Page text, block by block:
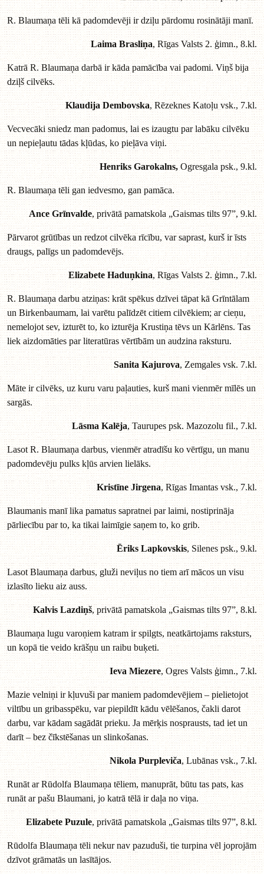
R. Blaumaņa tēli kā padomdevēji ir dziļu pārdomu rosinātāji manī.
Laima Brasliņa, Rīgas Valsts 2. ģimn., 8.kl.
Katrā R. Blaumaņa darbā ir kāda pamācība vai padomi. Viņš bija
dziļš cilvēks.
Klaudija Dembovska, Rēzeknes Katoļu vsk., 7.kl.
Vecvecāki sniedz man padomus, lai es izaugtu par labāku cilvēku
un nepieļautu tādas kļūdas, ko pieļāva viņi.
Henriks Garokalns,Ogresgala psk., 9.kl.
R. Blaumaņa tēli gan iedvesmo, gan pamāca.
Ance Grīnvalde, privātā pamatskola „Gaismas tilts 97”, 9.kl.
Pārvarot grūtības un redzot cilvēka rīcību, var saprast, kurš ir īsts
draugs, palīgs un padomdevējs.
Elizabete Haduņkina, Rīgas Valsts 2. ģimn., 7.kl.
R. Blaumaņa darbu atziņas: krāt spēkus dzīvei tāpat kā Grīntālam
un Birkenbaumam, lai varētu palīdzēt citiem cilvēkiem; ar cieņu,
nemelojot sev, izturēt to, ko izturēja Krustiņa tēvs un Kārlēns. Tas
liek aizdomāties par literatūras vērtībām un audzina raksturu.
Sanita Kajurova, Zemgales vsk. 7.kl.
Māte ir cilvēks, uz kuru varu paļauties, kurš mani vienmēr mīlēs un
sargās.
Lāsma Kalēja, Taurupes psk. Mazozolu fil., 7.kl.
Lasot R. Blaumaņa darbus, vienmēr atradīšu ko vērtīgu, un manu
padomdevēju pulks kļūs arvien lielāks.
Kristīne Jirgena, Rīgas Imantas vsk., 7.kl.
Blaumanis manī lika pamatus sapratnei par laimi, nostiprināja
pārliecību par to, ka tikai laimīgie saņem to, ko grib.
Ēriks Lapkovskis, Silenes psk., 9.kl.
Lasot Blaumaņa darbus, gluži neviļus no tiem arī mācos un visu
izlasīto lieku aiz auss.
Kalvis Lazdiņš, privātā pamatskola „Gaismas tilts 97”, 8.kl.
Blaumaņa lugu varoņiem katram ir spilgts, neatkārtojams raksturs,
un kopā tie veido krāšņu un raibu buķeti.
Ieva Miezere, Ogres Valsts ģimn., 7.kl.
Mazie velniņi ir kļuvuši par maniem padomdevējiem – pielietojot
viltību un gribasspēku, var piepildīt kādu vēlēšanos, čakli darot
darbu, var kādam sagādāt prieku. Ja mērķis nosprausts, tad iet un
darīt – bez čīkstēšanas un slinkošanas.
Nikola Purpleviča, Lubānas vsk., 7.kl.
Runāt ar Rūdolfa Blaumaņa tēliem, manuprāt, būtu tas pats, kas
runāt ar pašu Blaumani, jo katrā tēlā ir daļa no viņa.
Elizabete Puzule, privātā pamatskola „Gaismas tilts 97”, 8.kl.
Rūdolfa Blaumaņa tēli nekur nav pazuduši, tie turpina vēl joprojām
dzīvot grāmatās un lasītājos.